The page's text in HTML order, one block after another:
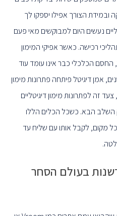
ובמידת הצורך אפילו יספקו לך
נעשים היום למבוקשים מאי פעם
רכישה. כאשר אפיקי המימון
החסם הכלכלי כבר אינו עומד עוד
אמן דיגיטל פיתחה פתרונות מימון
זה לפתרונות מימון דיגיטליים
השלב הבא. כשכל הכלים הללו
מקום, לקבל אותו עם שליח עד
בעולם הסחר